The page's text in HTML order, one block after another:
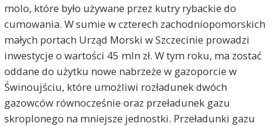
molo, które było używane przez kutry rybackie do
cumowania. W sumie w czterech zachodniopomorskich
małych portach Urząd Morski w Szczecinie prowadzi
inwestycje o wartości 45 mln zł. W tym roku, ma zostać
oddane do użytku nowe nabrzeże w gazoporcie w
Świnoujściu, które umożliwi rozładunek dwóch
gazowców równocześnie oraz przeładunek gazu
skroplonego na mniejsze jednostki. Przeładunki gazu